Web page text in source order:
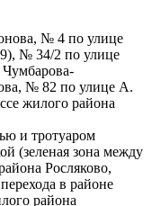
№ 4 по улице
№ 34/2 по улице
№ 82 по улице А.
жилого района
и тротуаром
(зеленая зона между
Росляково,
в районе
района